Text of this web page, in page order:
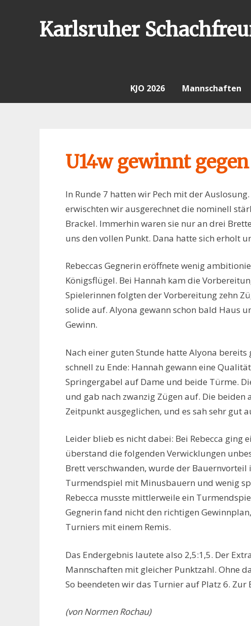
Karlsruher
KJO 2026 Mannschaften
U14w gewinnt
In Runde 7 hatten wir Pech mit der
erwischten wir ausgerechnet die nominell
Brackel. Immerhin waren sie nur an drei
uns den vollen Punkt. Dana hatte sich erholt
Rebeccas Gegnerin eröffnete wenig
Königsflügel. Bei Hannah kam die
Spielerinnen folgten der Vorbereitung zehn
solide auf. Alyona gewann schon bald Haus
Gewinn.
Nach einer guten Stunde hatte Alyona
schnell zu Ende: Hannah gewann eine
Springergabel auf Dame und beide Türme.
und gab nach zwanzig Zügen auf. Die beiden
Zeitpunkt ausgeglichen, und es sah sehr gut
Leider blieb es nicht dabei: Bei Rebecca ging
überstand die folgenden Verwicklungen
Brett verschwanden, wurde der
Turmendspiel mit Minusbauern und wenig
Rebecca musste mittlerweile ein
Gegnerin fand nicht den richtigen
Turniers mit einem Remis.
Das Endergebnis lautete also 2,5:1,5. Der
Mannschaften mit gleicher Punktzahl. Ohne
So beendeten wir das Turnier auf Platz 6.
(von Normen Rochau)